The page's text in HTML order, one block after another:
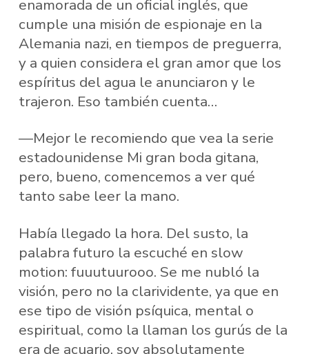
enamorada de un oficial inglés, que
cumple una misión de espionaje en la
Alemania nazi, en tiempos de preguerra,
y a quien considera el gran amor que los
espíritus del agua le anunciaron y le
trajeron. Eso también cuenta…
—Mejor le recomiendo que vea la serie
estadounidense Mi gran boda gitana,
pero, bueno, comencemos a ver qué
tanto sabe leer la mano.
Había llegado la hora. Del susto, la
palabra futuro la escuché en slow
motion: fuuutuurooo. Se me nubló la
visión, pero no la clarividente, ya que en
ese tipo de visión psíquica, mental o
espiritual, como la llaman los gurús de la
era de acuario, soy absolutamente